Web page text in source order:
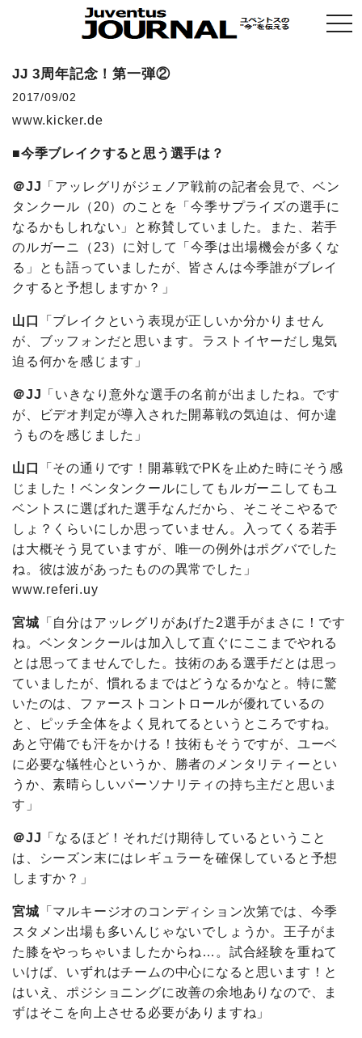
JJ 3周年記念！第一弾②
2017/09/02
www.kicker.de
■今季ブレイクすると思う選手は？
＠JJ 「アッレグリがジェノア戦前の記者会見で、ベン
タンクール（20）のことを「今季サプライズの選手に
なるかもしれない」と称賛していました。また、若手
のルガーニ（23）に対して「今季は出場機会が多くな
る」とも語っていましたが、皆さんは今季誰がブレイ
クすると予想しますか？」
山口
「ブレイクという表現が正しいか分かりません
が、ブッフォンだと思います。ラストイヤーだし鬼気
迫る何かを感じます」
＠JJ 「いきなり意外な選手の名前が出ましたね。です
が、ビデオ判定が導入された開幕戦の気迫は、何か違
うものを感じました」
山口
「その通りです！開幕戦でPKを止めた時にそう感
じました！ベンタンクールにしてもルガーニしてもユ
ベントスに選ばれた選手なんだから、そこそこやるで
しょ？くらいにしか思っていません。入ってくる若手
は大概そう見ていますが、唯一の例外はポグバでした
ね。彼は波があったものの異常でした」
www.referi.uy
宮城 「自分はアッレグリがあげた2選手がまさに！です
ね。ベンタンクールは加入して直ぐにここまでやれる
とは思ってませんでした。技術のある選手だとは思っ
ていましたが、慣れるまではどうなるかなと。特に驚
いたのは、ファーストコントロールが優れているの
と、ピッチ全体をよく見れてるというところですね。
あと守備でも汗をかける！技術もそうですが、ユーベ
に必要な犠牲心というか、勝者のメンタリティーとい
うか、素晴らしいパーソナリティの持ち主だと思いま
す」
＠JJ 「なるほど！それだけ期待しているということ
は、シーズン末にはレギュラーを確保していると予想
しますか？」
宮城 「マルキージオのコンディション次第では、今季
スタメン出場も多いんじゃないでしょうか。王子がま
た膝をやっちゃいましたからね…。試合経験を重ねて
いけば、いずれはチームの中心になると思います！と
はいえ、ポジショニングに改善の余地ありなので、ま
ずはそこを向上させる必要がありますね」